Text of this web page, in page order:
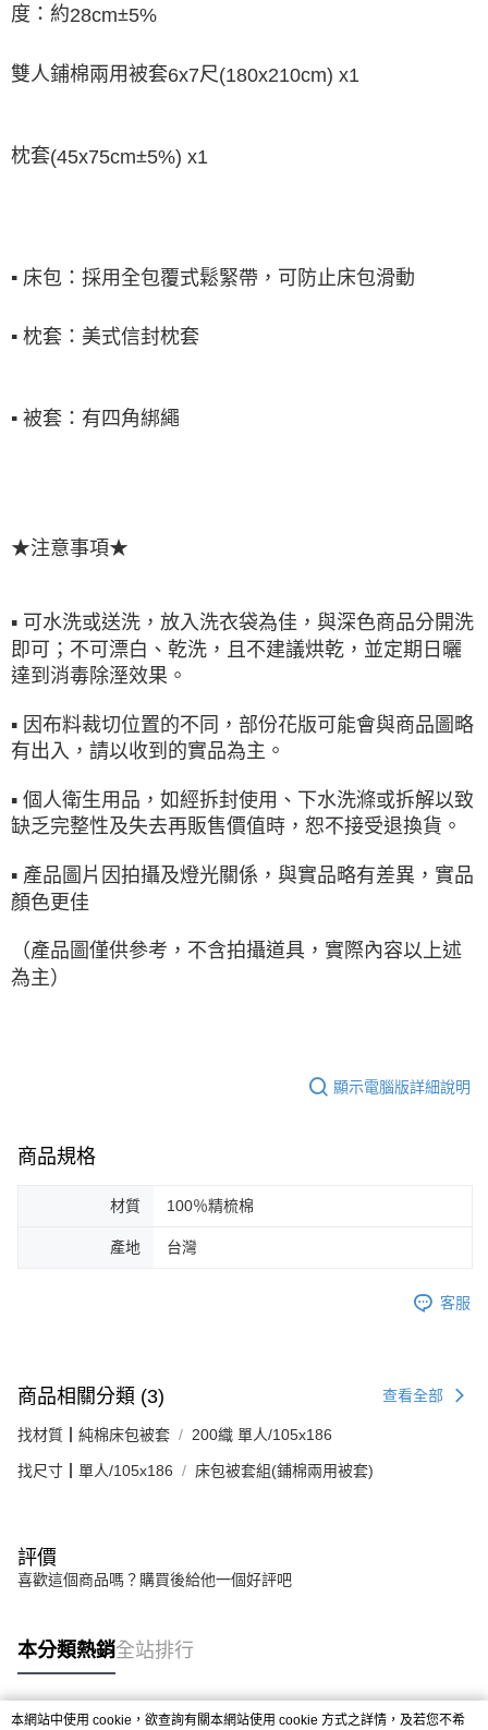
度：約28cm±5%
雙人鋪棉兩用被套6x7尺(180x210cm) x1
枕套(45x75cm±5%) x1
▪ 床包：採用全包覆式鬆緊帶，可防止床包滑動
▪ 枕套：美式信封枕套
▪ 被套：有四角綁繩
★注意事項★
▪ 可水洗或送洗，放入洗衣袋為佳，與深色商品分開洗
即可；不可漂白、乾洗，且不建議烘乾，並定期日曬
達到消毒除溼效果。
▪ 因布料裁切位置的不同，部份花版可能會與商品圖略
有出入，請以收到的實品為主。
▪ 個人衛生用品，如經拆封使用、下水洗滌或拆解以致
缺乏完整性及失去再販售價值時，恕不接受退換貨。
▪ 產品圖片因拍攝及燈光關係，與實品略有差異，實品
顏色更佳
（產品圖僅供參考，不含拍攝道具，實際內容以上述
為主）
顯示電腦版詳細說明
商品規格
材質 100％精梳棉
產地 台灣
客服
商品相關分類 (3) 查看全部
找材質┃純棉床包被套 200織 單人/105x186
找尺寸┃單人/105x186 床包被套組(鋪棉兩用被套)
評價
喜歡這個商品嗎？購買後給他一個好評吧
本分類熱銷全站排行
本網站中使用 cookie，欲查詢有關本網站使用 cookie 方式之詳情，及若您不希